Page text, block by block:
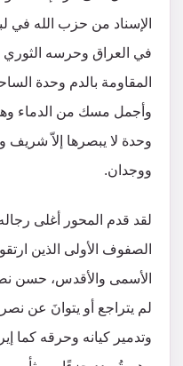
الإسناد من حزب الله في
في العراق وحرسه
المقاومة بالدم وحدة
وأجمل مسك من الدماء
وحدة لا يبصرها إلاّ شريف
ووجدان.
لقد قدم المحور أغلى
الصفوف الأولى الذين
الأسمى والأقدس، حسن
لم يتراجع أو يتوانَ عن
وتدمير كيانه وحرقه كما